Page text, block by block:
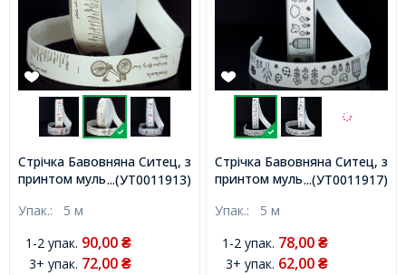
...(УТ0011913)
Стрічка Бавовняна Ситец, з
принтом мультфільм,
коричневий, Ширина:
котушка, (УТ0011913)
Упак.: 5 м
1-2 упак. 90,00 ₴
3+ упак. 72,00 ₴
...(УТ0011917)
Стрічка Бавовняна Ситец, з
принтом мультфільм,
Ширина: 15 мм, близько
Упак.: 5 м
1-2 упак. 78,00 ₴
3+ упак. 62,00 ₴